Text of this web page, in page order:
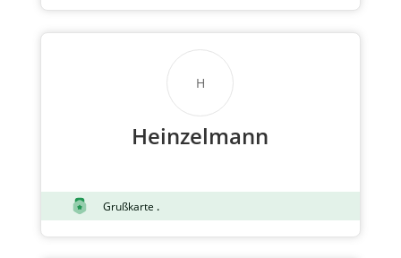
H
Heinzelmann
Grußkarte .